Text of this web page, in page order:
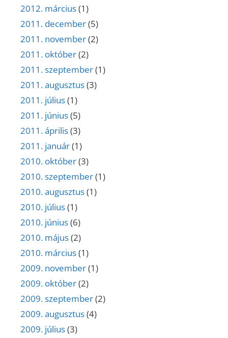
2012. március(1)
2011. december(5)
2011. november(2)
2011. október(2)
2011. szeptember(1)
2011. augusztus(3)
2011. július(1)
2011. június(5)
2011. április(3)
2011. január(1)
2010. október(3)
2010. szeptember(1)
2010. augusztus(1)
2010. július(1)
2010. június(6)
2010. május(2)
2010. március(1)
2009. november(1)
2009. október(2)
2009. szeptember(2)
2009. augusztus(4)
2009. július(3)